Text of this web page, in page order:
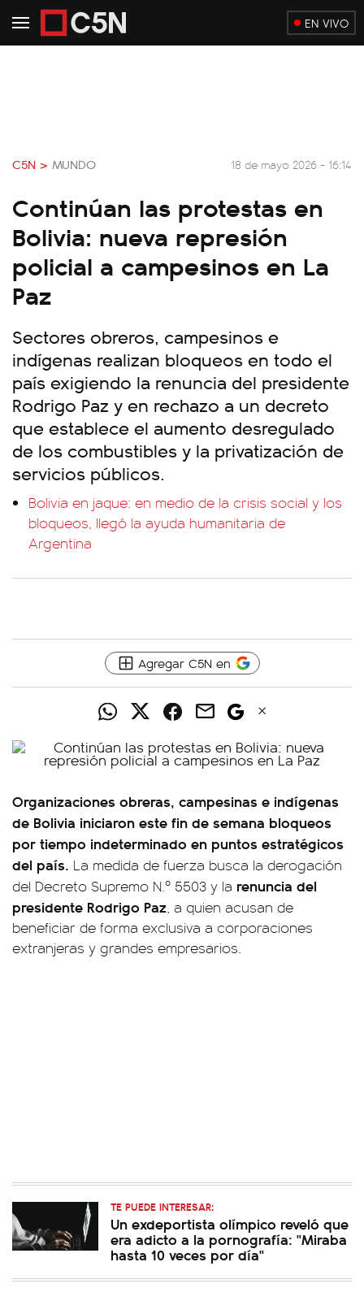
EN VIVO
C5N > MUNDO 18 de mayo 2026 - 16:14
Continúan las protestas en
Bolivia: nueva represión
policial a campesinos en La
Paz
Sectores obreros, campesinos e
indígenas realizan bloqueos en todo el
país exigiendo la renuncia del presidente
Rodrigo Paz y en rechazo a un decreto
que establece el aumento desregulado
de los combustibles y la privatización de
servicios públicos.
Bolivia en jaque: en medio de la crisis social y los
bloqueos, llegó la ayuda humanitaria de
Argentina
Agregar C5N en
Organizaciones obreras, campesinas e indígenas
de Bolivia iniciaron este fin de semana bloqueos
por tiempo indeterminado en puntos estratégicos
del país. La medida de fuerza busca la derogación
del Decreto Supremo N.º 5503 y la renuncia del
presidente Rodrigo Paz, a quien acusan de
beneficiar de forma exclusiva a corporaciones
extranjeras y grandes empresarios.
TE PUEDE INTERESAR:
Un exdeportista olímpico reveló que
era adicto a la pornografía: "Miraba
hasta 10 veces por día"